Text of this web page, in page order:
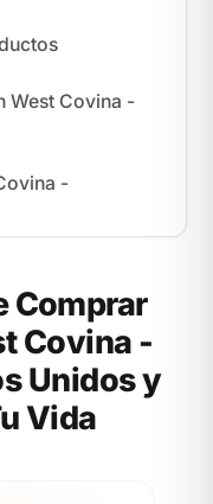
West Covina -
-
Comprar
Covina -
Unidos y
Vida